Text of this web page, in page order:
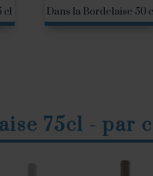
cl Dans la Bordelaise 50
75cl - par